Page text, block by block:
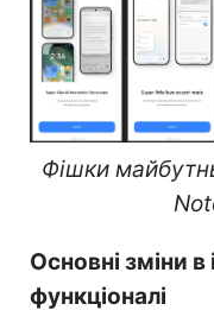
Фішки
Основні зміни в
функціоналі